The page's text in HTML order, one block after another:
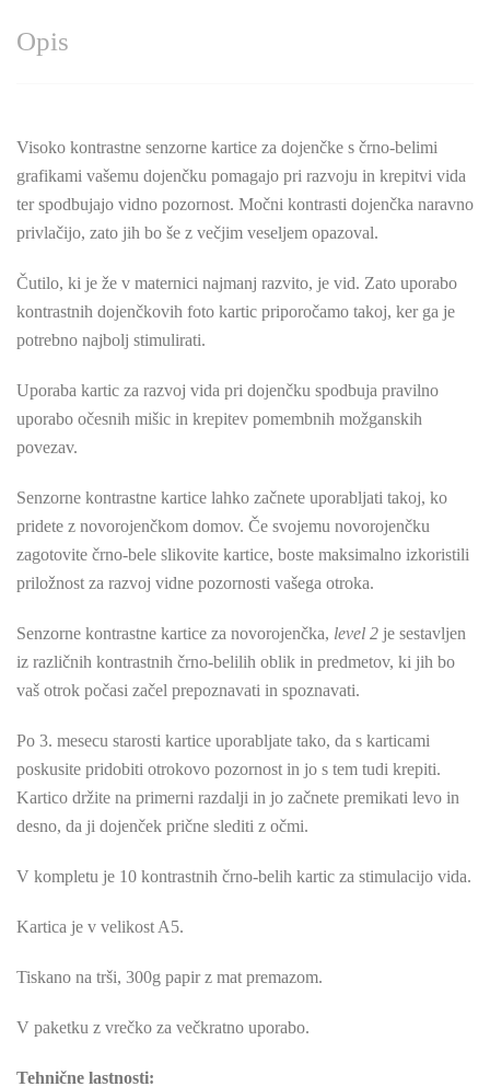
Opis
Visoko kontrastne senzorne kartice za dojenčke s črno-belimi
grafikami vašemu dojenčku pomagajo pri razvoju in krepitvi vida
ter spodbujajo vidno pozornost. Močni kontrasti dojenčka naravno
privlačijo, zato jih bo še z večjim veseljem opazoval.
Čutilo, ki je že v maternici najmanj razvito, je vid. Zato uporabo
kontrastnih dojenčkovih foto kartic priporočamo takoj, ker ga je
potrebno najbolj stimulirati.
Uporaba kartic za razvoj vida pri dojenčku spodbuja pravilno
uporabo očesnih mišic in krepitev pomembnih možganskih
povezav.
Senzorne kontrastne kartice lahko začnete uporabljati takoj, ko
pridete z novorojenčkom domov. Če svojemu novorojenčku
zagotovite črno-bele slikovite kartice, boste maksimalno izkoristili
priložnost za razvoj vidne pozornosti vašega otroka.
Senzorne kontrastne kartice za novorojenčka, level 2 je sestavljen
iz različnih kontrastnih črno-belilih oblik in predmetov, ki jih bo
vaš otrok počasi začel prepoznavati in spoznavati.
Po 3. mesecu starosti kartice uporabljate tako, da s karticami
poskusite pridobiti otrokovo pozornost in jo s tem tudi krepiti.
Kartico držite na primerni razdalji in jo začnete premikati levo in
desno, da ji dojenček prične slediti z očmi.
V kompletu je 10 kontrastnih črno-belih kartic za stimulacijo vida.
Kartica je v velikost A5.
Tiskano na trši, 300g papir z mat premazom.
V paketku z vrečko za večkratno uporabo.
Tehnične lastnosti: